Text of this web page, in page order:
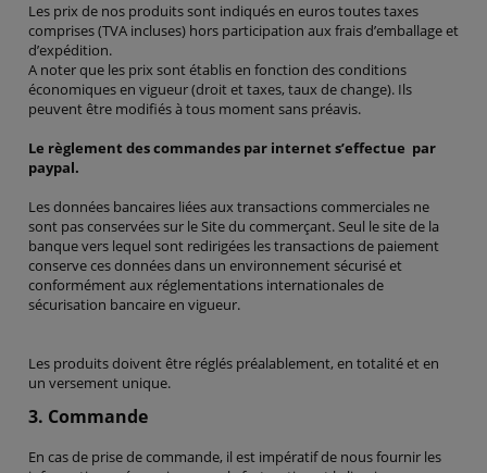
Les prix de nos produits sont indiqués en euros toutes taxes
comprises (TVA incluses) hors participation aux frais d’emballage et
d’expédition.
A noter que les prix sont établis en fonction des conditions
économiques en vigueur (droit et taxes, taux de change). Ils
peuvent être modifiés à tous moment sans préavis.
Le règlement des commandes par internet s’effectue par
paypal.
Les données bancaires liées aux transactions commerciales ne
sont pas conservées sur le Site du commerçant. Seul le site de la
banque vers lequel sont redirigées les transactions de paiement
conserve ces données dans un environnement sécurisé et
conformément aux réglementations internationales de
sécurisation bancaire en vigueur.
Les produits doivent être réglés préalablement, en totalité et en
un versement unique.
3. Commande
En cas de prise de commande, il est impératif de nous fournir les